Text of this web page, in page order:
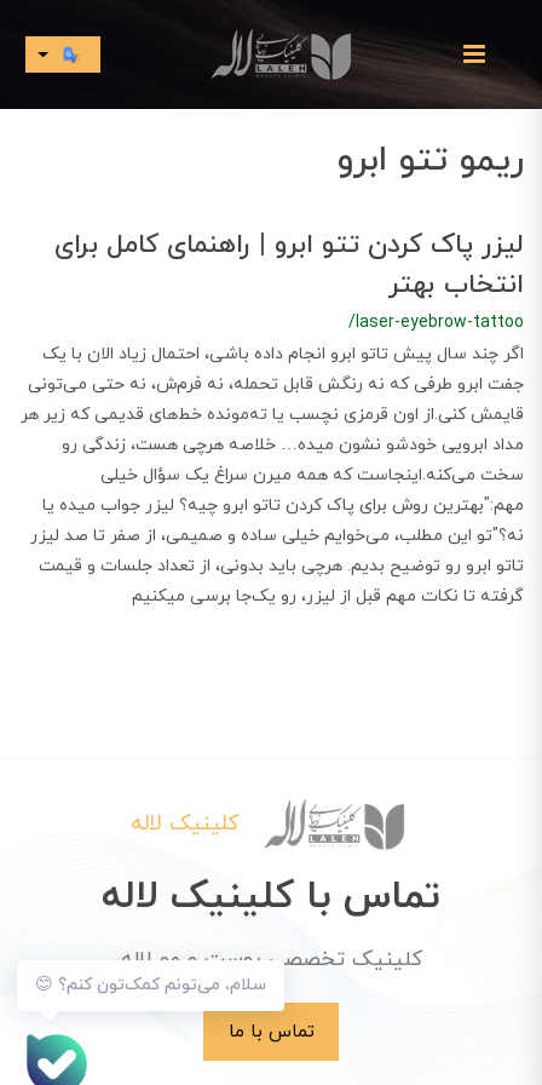
ریمو تتو ابرو
لیزر پاک کردن تتو ابرو | راهنمای کامل برای
انتخاب بهتر
/laser-eyebrow-tattoo
اگر چند سال پیش تاتو ابرو انجام داده باشی، احتمال زیاد الان با یک
جفت ابرو طرفی که نه رنگش قابل تحمله، نه فرم‌ش، نه حتی می‌تونی
قایمش کنی.از اون قرمزی نچسب یا ته‌مونده‌ خط‌های قدیمی که زیر هر
مداد ابرویی خودشو نشون میده… خلاصه هرچی هست، زندگی رو
سخت می‌کنه.اینجاست که همه میرن سراغ یک سؤال خیلی
مهم:"بهترین روش برای پاک کردن تاتو ابرو چیه؟ لیزر جواب میده یا
نه؟"تو این مطلب، می‌خوایم خیلی ساده و صمیمی، از صفر تا صد لیزر
تاتو ابرو رو توضیح بدیم. هرچی باید بدونی، از تعداد جلسات و قیمت
گرفته تا نکات مهم قبل از لیزر، رو یک‌جا برسی میکنیم
سلام، می‌تونم کمک‌تون کنم؟ 😊
کلینیک لاله
تماس با کلینیک لاله
کلینیک تخصصی پوست و مو لاله
تماس با ما